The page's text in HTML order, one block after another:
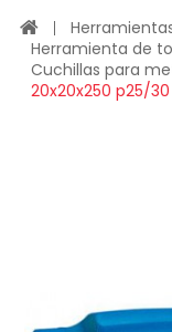
Herramienta de
Cuchillas para
20x20x250 p25/30